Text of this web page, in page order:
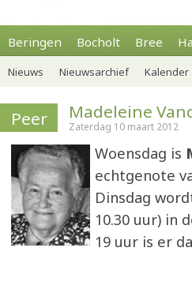
Beringen Bocholt Bree
Nieuws Nieuwsarchief Kalender
Peer Madeleine
Zaterdag 10 maart 2012
Woensdag is
echtgenote
Dinsdag
10.30 uur) in
19 uur is er